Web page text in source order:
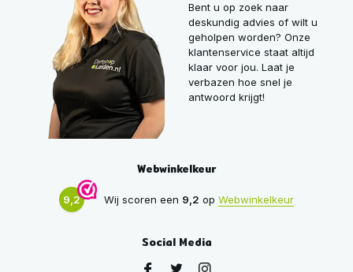
Bent u op zoek naar
deskundig advies of wilt u
geholpen worden? Onze
klantenservice staat altijd
klaar voor jou. Laat je
verbazen hoe snel je
antwoord krijgt!
Webwinkelkeur
9,2 Wij scoren een 9,2 op Webwinkelkeur
Social Media